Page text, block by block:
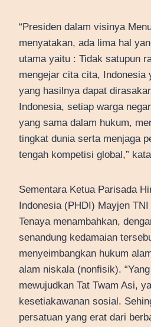
“Presiden dalam visinya
menyatakan, ada lima hal
utama yaitu : Tidak satupun
mengejar cita cita, Indonesia
yang hasilnya dapat
Indonesia, setiap warga
yang sama dalam hukum,
tingkat dunia serta menjaga
tengah kompetisi global,”
Sementara Ketua Parisada
Indonesia (PHDI) Mayjen
Tenaya menambahkan,
senandung kedamaian
menyeimbangkan hukum
alam niskala (nonfisik).
mewujudkan Tat Twam Asi,
kesetiakawanan sosial.
persatuan yang erat dari